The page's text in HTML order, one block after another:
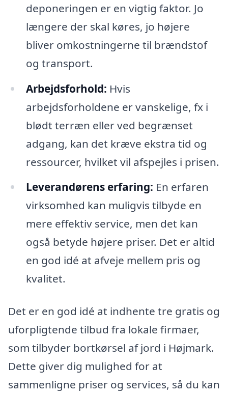
deponeringen er en vigtig faktor. Jo
længere der skal køres, jo højere
bliver omkostningerne til brændstof
og transport.
Arbejdsforhold: Hvis
arbejdsforholdene er vanskelige, fx i
blødt terræn eller ved begrænset
adgang, kan det kræve ekstra tid og
ressourcer, hvilket vil afspejles i prisen.
Leverandørens erfaring: En erfaren
virksomhed kan muligvis tilbyde en
mere effektiv service, men det kan
også betyde højere priser. Det er altid
en god idé at afveje mellem pris og
kvalitet.
Det er en god idé at indhente tre gratis og
uforpligtende tilbud fra lokale firmaer,
som tilbyder bortkørsel af jord i Højmark.
Dette giver dig mulighed for at
sammenligne priser og services, så du kan